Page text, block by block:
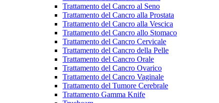
Trattamento del Cancro al Seno
Trattamento del Cancro alla Prostata
Trattamento del Cancro alla Vescica
Trattamento del Cancro allo Stomaco
Trattamento del Cancro Cervicale
Trattamento del Cancro della Pelle
Trattamento del Cancro Orale
Trattamento del Cancro Ovarico
Trattamento del Cancro Vaginale
Trattamento del Tumore Cerebrale
Trattamento Gamma Knife